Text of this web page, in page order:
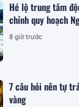
Hé lộ trung tâm
chỉnh quy hoạch
8 giờ trước
7 câu hỏi nên tự
vàng